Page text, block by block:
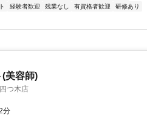
経験者歓迎 残業なし 有資格者歓迎
研修あり
美容師)
つ木店
分